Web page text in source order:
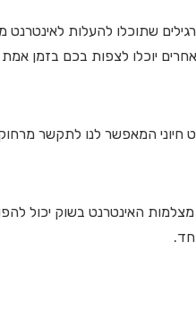
שתוכלו להעלות
יוכלו לצפות בכם בזמן
המאפשר לנו לתקשר
האינטרנט בשוק יכול